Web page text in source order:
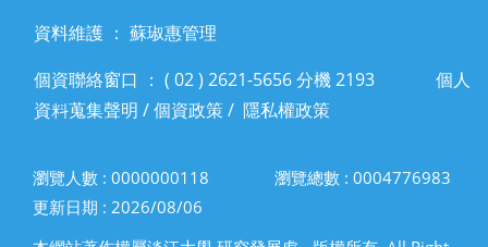
資料維護 ： 蘇琡惠管理
個資聯絡窗口 ： ( 02 ) 2621-5656 分機 2193 個人
資料蒐集聲明 /個資政策/ 隱私權政策
瀏覽人數 : 0000000118
瀏覽總數 : 0004776983
更新日期 : 2026/08/06